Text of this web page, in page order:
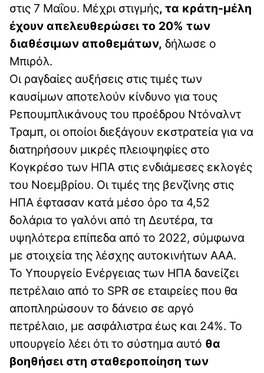
στις 7 Μαΐου. Μέχρι στιγμής, τα κράτη-μέλη
έχουν απελευθερώσει το 20% των
διαθέσιμων αποθεμάτων, δήλωσε ο
Μπιρόλ.
Οι ραγδαίες αυξήσεις στις τιμές των
καυσίμων αποτελούν κίνδυνο για τους
Ρεπουμπλικάνους του προέδρου Ντόναλντ
Τραμπ, οι οποίοι διεξάγουν εκστρατεία για να
διατηρήσουν μικρές πλειοψηφίες στο
Κογκρέσο των ΗΠΑ στις ενδιάμεσες εκλογές
του Νοεμβρίου. Οι τιμές της βενζίνης στις
ΗΠΑ έφτασαν κατά μέσο όρο τα 4,52
δολάρια το γαλόνι από τη Δευτέρα, τα
υψηλότερα επίπεδα από το 2022, σύμφωνα
με στοιχεία της λέσχης αυτοκινήτων AAA.
Το Υπουργείο Ενέργειας των ΗΠΑ δανείζει
πετρέλαιο από το SPR σε εταιρείες που θα
αποπληρώσουν το δάνειο σε αργό
πετρέλαιο, με ασφάλιστρα έως και 24%. Το
υπουργείο λέει ότι το σύστημα αυτό θα
βοηθήσει στη σταθεροποίηση των